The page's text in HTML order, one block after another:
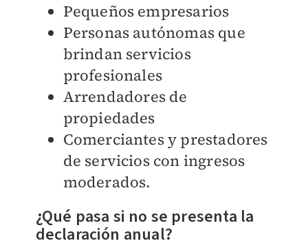
Pequeños empresarios
Personas autónomas que
brindan servicios
profesionales
Arrendadores de
propiedades
Comerciantes y prestadores
de servicios con ingresos
moderados.
¿Qué pasa si no se presenta la
declaración anual?